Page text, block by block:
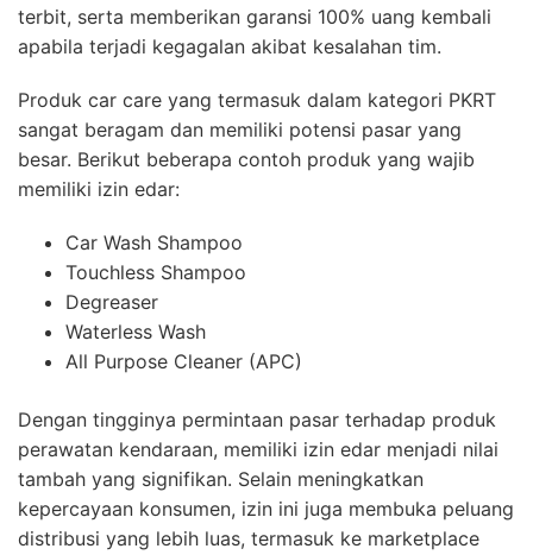
terbit, serta memberikan garansi 100% uang kembali
apabila terjadi kegagalan akibat kesalahan tim.
Produk car care yang termasuk dalam kategori PKRT
sangat beragam dan memiliki potensi pasar yang
besar. Berikut beberapa contoh produk yang wajib
memiliki izin edar:
Car Wash Shampoo
Touchless Shampoo
Degreaser
Waterless Wash
All Purpose Cleaner (APC)
Dengan tingginya permintaan pasar terhadap produk
perawatan kendaraan, memiliki izin edar menjadi nilai
tambah yang signifikan. Selain meningkatkan
kepercayaan konsumen, izin ini juga membuka peluang
distribusi yang lebih luas, termasuk ke marketplace